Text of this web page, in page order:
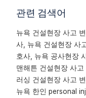
관련 검색어
뉴욕 건설현장 사고
사, 뉴욕 건설현장 사
호사, 뉴욕 공사현장
맨해튼 건설현장 사
러싱 건설현장 사고
뉴욕 한인 personal